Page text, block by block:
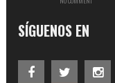
SÍGUENOS EN